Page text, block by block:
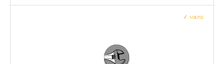
мало